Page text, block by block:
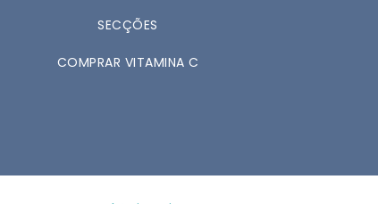
SECÇÕES
COMPRAR VITAMINA C